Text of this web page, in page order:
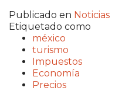
Publicado en Noticias
Etiquetado como
méxico
turismo
Impuestos
Economía
Precios